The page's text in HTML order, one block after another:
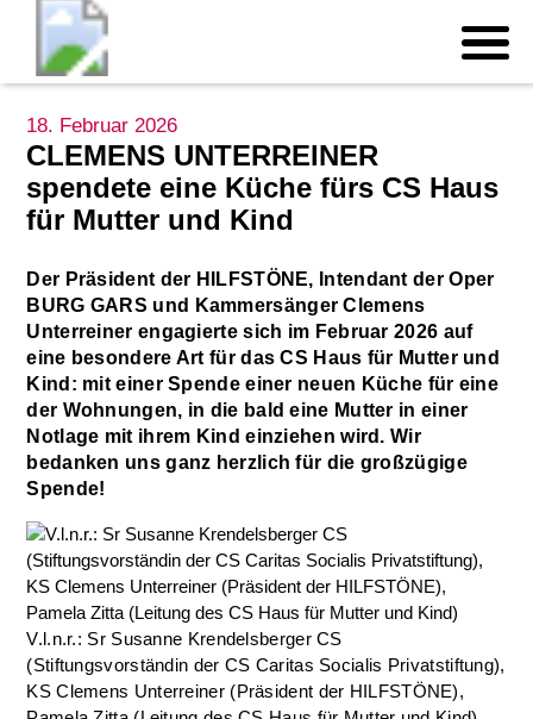
18. Februar 2026
CLEMENS UNTERREINER
spendete eine Küche fürs CS Haus
für Mutter und Kind
Der Präsident der HILFSTÖNE, Intendant der Oper
BURG GARS und Kammersänger Clemens
Unterreiner engagierte sich im Februar 2026 auf
eine besondere Art für das CS Haus für Mutter und
Kind: mit einer Spende einer neuen Küche für eine
der Wohnungen, in die bald eine Mutter in einer
Notlage mit ihrem Kind einziehen wird. Wir
bedanken uns ganz herzlich für die großzügige
Spende!
V.l.n.r.: Sr Susanne Krendelsberger CS
(Stiftungsvorständin der CS Caritas Socialis Privatstiftung),
KS Clemens Unterreiner (Präsident der HILFSTÖNE),